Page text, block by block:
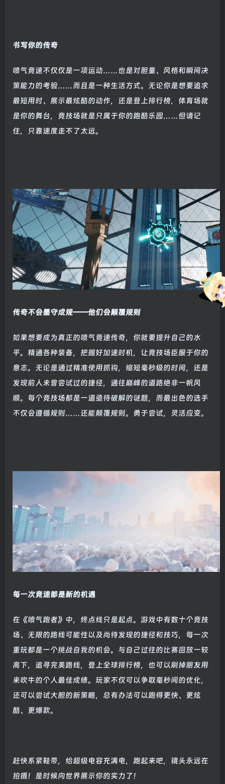
书写你的传奇
喷气竞速不仅仅是一项运动……也是对胆量、风格和瞬间决
策能力的考验……而且是一种生活方式。无论你是想要追求
最短用时、展示最炫酷的动作，还是登上排行榜，体育场就
是你的舞台，竞技场就是只属于你的跑酷乐园……但请记
住，只靠速度走不了太远。
传奇不会墨守成规——他们会颠覆规则
如果想要成为真正的喷气竞速传奇，你就要提升自己的水
平。精通各种装备，把握好加速时机，让竞技场臣服于你的
意志。无论是通过精准使用抓钩，缩短毫秒级的时间，还是
发现前人未曾尝试过的捷径，通往巅峰的道路绝非一帆风
顺。每个竞技场都是一道亟待破解的谜题，而最出色的选手
不仅会遵循规则……还能颠覆规则。勇于尝试，灵活应变。
每一次竞速都是新的机遇
在《喷气跑者》中，终点线只是起点。游戏中有数十个竞技
场、无限的路线可能性以及尚待发现的捷径和技巧，每一次
重玩都是一个挑战自我的机会。与自己过往的比赛回放一较
高下，追寻完美路线，登上全球排行榜，也可以刷掉朋友用
来吹牛的个人最佳成绩。玩家不仅可以争取毫秒间的优化，
还可以尝试大胆的新策略，总有办法可以跑得更快、更炫
酷、更爆款。
赶快系紧鞋带，给超级电容充满电，跑起来吧，镜头永远在
拍摄！是时候向世界展示你的实力了！